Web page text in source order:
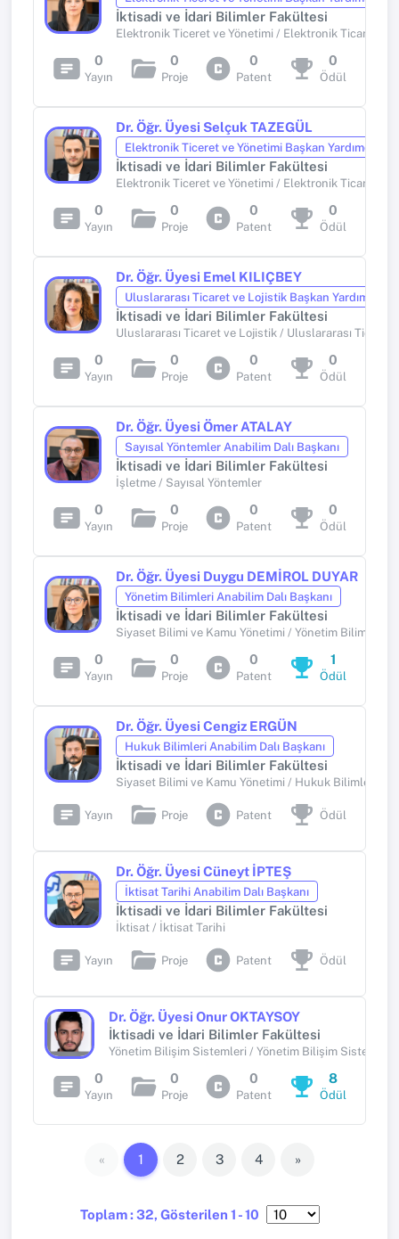
İktisadi ve İdari Bilimler Fakültesi
Elektronik Ticeret ve Yönetimi / Elektronik Ticaret ve
0
Yayın
0
Proje
0
Patent
0
Ödül
Dr. Öğr. Üyesi Selçuk TAZEGÜL
Elektronik Ticeret ve Yönetimi Başkan Yardımcısı-2
İktisadi ve İdari Bilimler Fakültesi
Elektronik Ticeret ve Yönetimi / Elektronik Ticaret ve
0
Yayın
0
Proje
0
Patent
0
Ödül
Dr. Öğr. Üyesi Emel KILIÇBEY
Uluslararası Ticaret ve Lojistik Başkan Yardımcısı-1
İktisadi ve İdari Bilimler Fakültesi
Uluslararası Ticaret ve Lojistik / Uluslararası Ticaret
0
Yayın
0
Proje
0
Patent
0
Ödül
Dr. Öğr. Üyesi Ömer ATALAY
Sayısal Yöntemler Anabilim Dalı Başkanı
İktisadi ve İdari Bilimler Fakültesi
İşletme / Sayısal Yöntemler
0
Yayın
0
Proje
0
Patent
0
Ödül
Dr. Öğr. Üyesi Duygu DEMİROL DUYAR
Yönetim Bilimleri Anabilim Dalı Başkanı
İktisadi ve İdari Bilimler Fakültesi
Siyaset Bilimi ve Kamu Yönetimi / Yönetim Bilimleri
0
Yayın
0
Proje
0
Patent
1
Ödül
Dr. Öğr. Üyesi Cengiz ERGÜN
Hukuk Bilimleri Anabilim Dalı Başkanı
İktisadi ve İdari Bilimler Fakültesi
Siyaset Bilimi ve Kamu Yönetimi / Hukuk Bilimleri
Yayın Proje Patent Ödül
Dr. Öğr. Üyesi Cüneyt İPTEŞ
İktisat Tarihi Anabilim Dalı Başkanı
İktisadi ve İdari Bilimler Fakültesi
İktisat / İktisat Tarihi
Yayın Proje Patent Ödül
Dr. Öğr. Üyesi Onur OKTAYSOY
İktisadi ve İdari Bilimler Fakültesi
Yönetim Bilişim Sistemleri / Yönetim Bilişim Sistemleri
0
Yayın
0
Proje
0
Patent
8
Ödül
Toplam : 32, Gösterilen 1 - 10
« 1 2 3 4 »